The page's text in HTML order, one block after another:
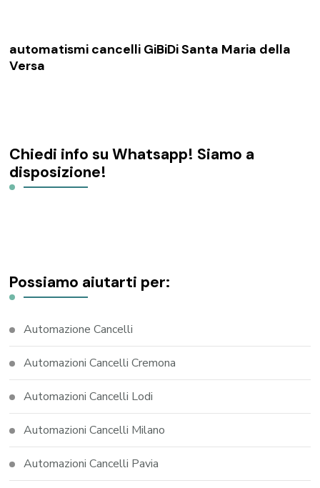
automatismi cancelli GiBiDi Santa Maria della
Versa
Chiedi info su Whatsapp! Siamo a
disposizione!
Possiamo aiutarti per:
Automazione Cancelli
Automazioni Cancelli Cremona
Automazioni Cancelli Lodi
Automazioni Cancelli Milano
Automazioni Cancelli Pavia